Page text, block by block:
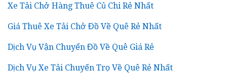
Xe Tải Chở Hàng Thuê Củ Chi Rẻ Nhất
Giá Thuê Xe Tải Chở Đồ Về Quê Rẻ Nhất
Dịch Vụ Vận Chuyển Đồ Về Quê Giá Rẻ
Dịch Vụ Xe Tải Chuyển Trọ Về Quê Rẻ Nhất